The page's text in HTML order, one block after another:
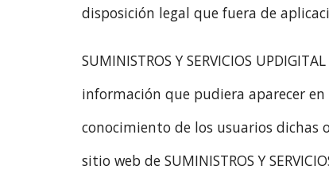
disposición legal que fuera de
SUMINISTROS Y SERVICIOS
información que pudiera aparecer
conocimiento de los usuarios dichas
sitio web de SUMINISTROS Y